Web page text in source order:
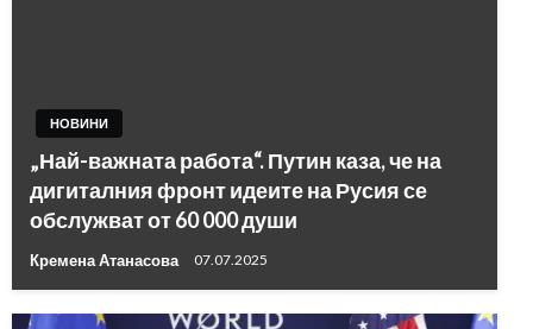
НОВИНИ
„Най-важната работа“. Путин каза, че на
дигиталния фронт идеите на Русия се
обслужват от 60 000 души
Кремена Атанасова 07.07.2025